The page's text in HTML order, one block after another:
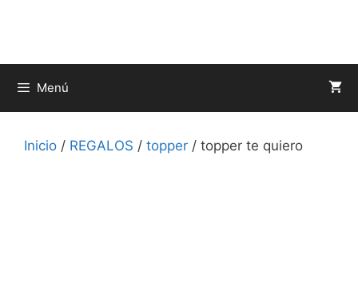
Menú
Inicio / REGALOS / topper / topper te quiero